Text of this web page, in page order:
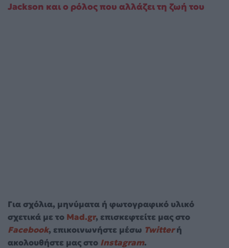
Jackson και ο ρόλος που αλλάζει τη ζωή του
Για σχόλια, μηνύματα ή φωτογραφικό υλικό
σχετικά με το Mad.gr, επισκεφτείτε μας στο
Facebook, επικοινωνήστε μέσω Twitterή
ακολουθήστε μας στο Instagram.